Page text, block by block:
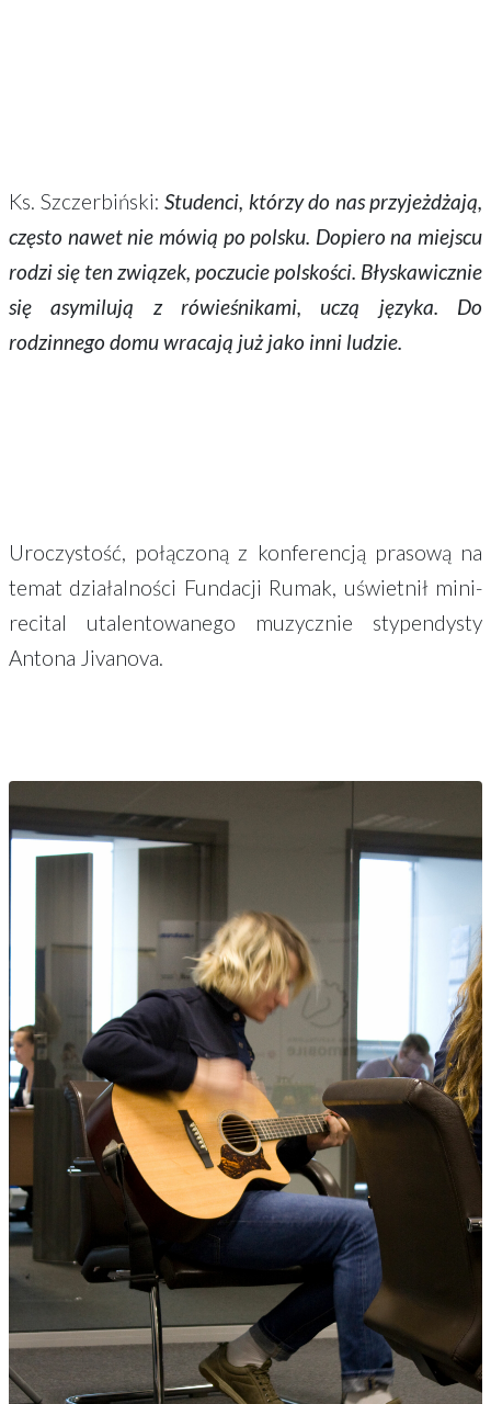
Ks. Szczerbiński: Studenci, którzy do nas przyjeżdżają,
często nawet nie mówią po polsku. Dopiero na miejscu
rodzi się ten związek, poczucie polskości. Błyskawicznie
się asymilują z rówieśnikami, uczą języka. Do
rodzinnego domu wracają już jako inni ludzie.
Uroczystość, połączoną z konferencją prasową na
temat działalności Fundacji Rumak, uświetnił mini-
recital utalentowanego muzycznie stypendysty
Antona Jivanova.